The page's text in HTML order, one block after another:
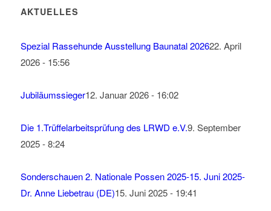
AKTUELLES
Spezial Rassehunde Ausstellung Baunatal 202622. April
2026 - 15:56
Jubiläumssieger12. Januar 2026 - 16:02
Die 1.Trüffelarbeitsprüfung des LRWD e.V.9. September
2025 - 8:24
Sonderschauen 2. Nationale Possen 2025-15. Juni 2025-
Dr. Anne Liebetrau (DE)15. Juni 2025 - 19:41